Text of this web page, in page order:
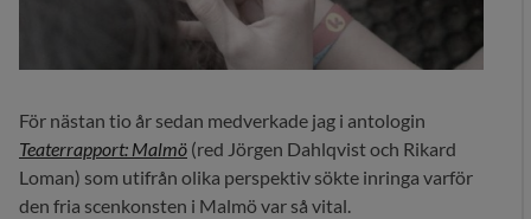
För nästan tio år sedan medverkade jag i antologin
Teaterrapport: Malmö (red Jörgen Dahlqvist och Rikard
Loman) som utifrån olika perspektiv sökte inringa varför
den fria scenkonsten i Malmö var så vital.